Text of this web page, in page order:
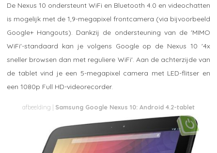
De Nexus 10 ondersteunt WiFi en Bluetooth 4.0 en videochatten
is mogelijk met de 1,9-megapixel frontcamera (via bijvoorbeeld
Google+ Hangouts). Dankzij de ondersteuning van de 'MIMO
WiFi'-standaard kan je volgens Google op de Nexus 10 '4x
sneller browsen dan met reguliere WiFi'. Aan de achterzijde van
de tablet vind je een 5-megapixel camera met LED-flitser en
een 1080p Full HD-videorecorder.
Samsung Google Nexus 10: Android 4.2-tablet